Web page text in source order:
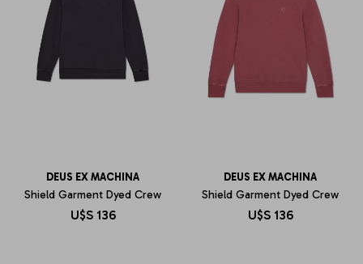
DEUS EX MACHINA
Shield Garment Dyed Crew
U$S 136
DEUS EX MACHINA
Shield Garment Dyed Crew
U$S 136